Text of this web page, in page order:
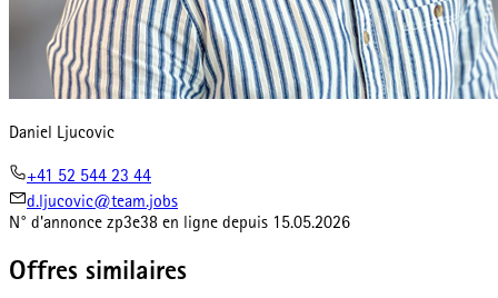
Daniel Ljucovic
+41 52 544 23 44
d.ljucovic@team.jobs
N° d'annonce zp3e38 en ligne depuis 15.05.2026
Offres similaires